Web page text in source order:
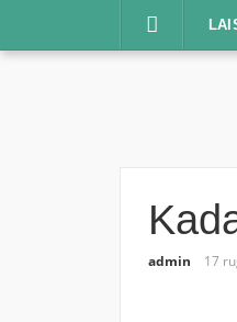
admin 17